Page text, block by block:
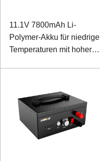
11.1V 7800mAh Li-
Polymer-Akku für niedrige
Temperaturen mit hoher